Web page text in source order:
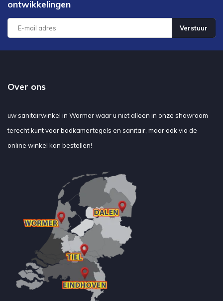
ontwikkelingen
Verstuur
Over ons
uw sanitairwinkel in Wormer waar u niet alleen in onze showroom
terecht kunt voor badkamertegels en sanitair, maar ook via de
online winkel kan bestellen!